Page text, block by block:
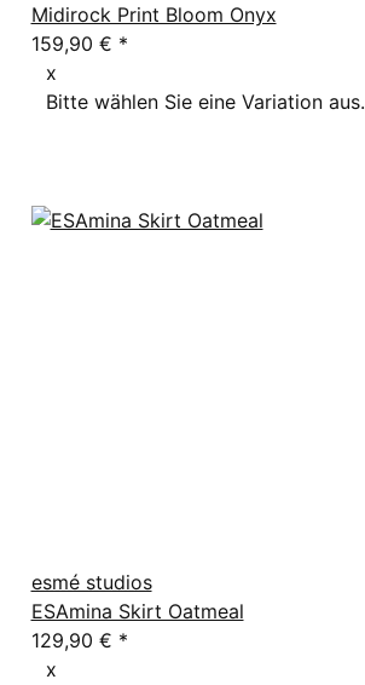
Midirock Print Bloom Onyx
159,90 € *
x
Bitte wählen Sie eine Variation aus.
esmé studios
ESAmina Skirt Oatmeal
129,90 € *
x